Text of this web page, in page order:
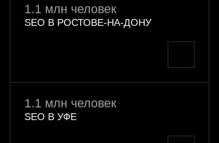
1.1 млн человек
SEO В РОСТОВЕ-НА-ДОНУ
1.1 млн человек
SEO В УФЕ